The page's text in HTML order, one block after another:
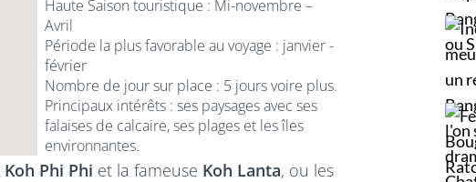
Haute Saison touristique : Mi-novembre –
Avril
Période la plus favorable au voyage : janvier -
février
Nombre de jour sur place : 5 jours voire plus.
Principaux intérêts : ses paysages avec ses
falaises de calcaire, ses plages et les îles
environnantes.
Koh Phi Phi et la fameuse Koh Lanta, ou les